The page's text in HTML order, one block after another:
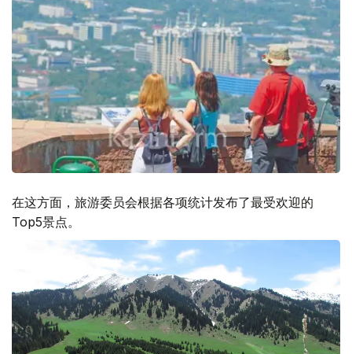
在这方面，旅游委员会根据各项统计发布了最受欢迎的
Top5景点。